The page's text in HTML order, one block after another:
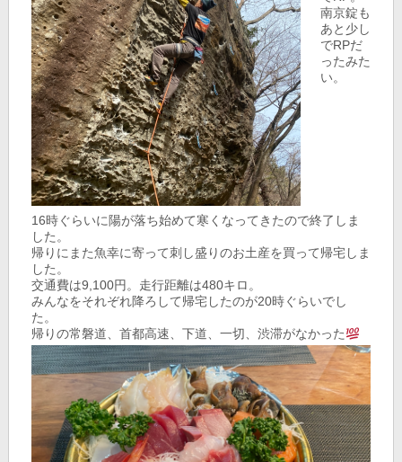
南京錠も
あと少し
でRPだ
ったみた
い。
16時ぐらいに陽が落ち始めて寒くなってきたので終了しま
した。
帰りにまた魚幸に寄って刺し盛りのお土産を買って帰宅しま
した。
交通費は9,100円。走行距離は480キロ。
みんなをそれぞれ降ろして帰宅したのが20時ぐらいでし
た。
帰りの常磐道、首都高速、下道、一切、渋滞がなかった